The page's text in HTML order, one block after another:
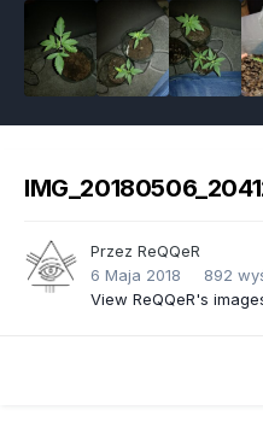
Przez ReQQeR
6 Maja 2018
892
View ReQQeR's